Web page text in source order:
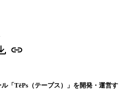
「TēPs（テープス）」を開発・運営す